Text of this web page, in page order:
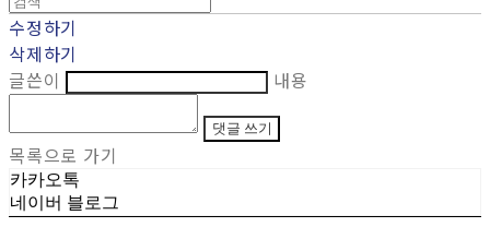
수정하기
삭제하기
글쓴이
내용
댓글 쓰기
목록으로 가기
카카오톡
네이버 블로그